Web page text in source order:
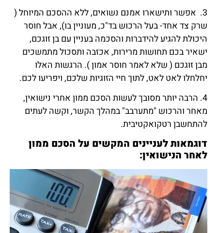
3. אפשר ותישארו אמנם נשואים, ללא ההסכם המיוחל (
שרק צד אחד- בעל הרכוש בד"כ, מעוניין בו), אבל חוסר
היכולת להגיע להידברות והסכמה בעניין עם בן זוגכם,
ישאיר בכם תחושות מרירות, אכזבה ותסכול מתמשכים
מבן זוגכם ( שלא לאמר חוסר אמון ). הרגשות האלו
יחלחלו לאט לאט, לתוך חיי הזוגיות שלכם, ויפריעו לכם.
4. הרבה יותר מסובך לעשות הסכם ממון אחרי נישואין,
מאחר והרכוש "מתערבב" במהלך הקשר, וקשה לעתים
להתחשבן רטקואקטיבית.
דוגמאות לעניינים המקשים על הסכם ממון
לאחר הנישואין: